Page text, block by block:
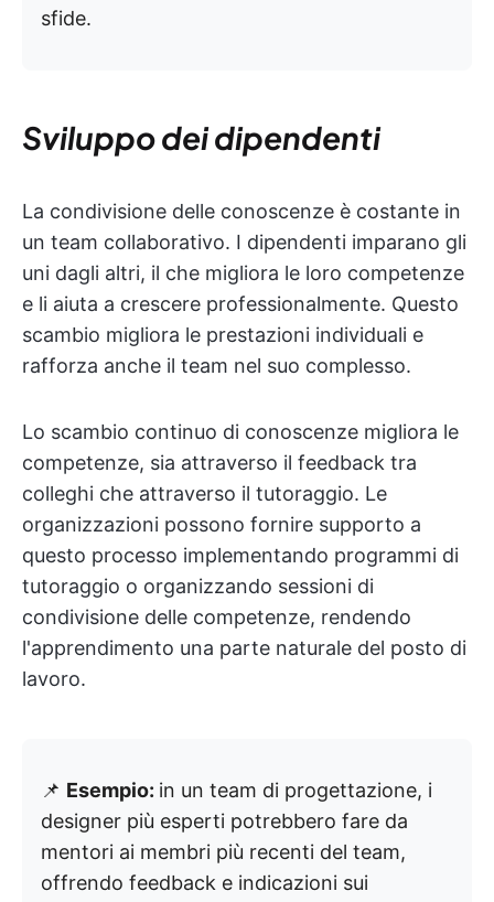
sfide.
Sviluppo dei dipendenti
La condivisione delle conoscenze è costante in
un team collaborativo. I dipendenti imparano gli
uni dagli altri, il che migliora le loro competenze
e li aiuta a crescere professionalmente. Questo
scambio migliora le prestazioni individuali e
rafforza anche il team nel suo complesso.
Lo scambio continuo di conoscenze migliora le
competenze, sia attraverso il feedback tra
colleghi che attraverso il tutoraggio. Le
organizzazioni possono fornire supporto a
questo processo implementando programmi di
tutoraggio o organizzando sessioni di
condivisione delle competenze, rendendo
l'apprendimento una parte naturale del posto di
lavoro.
📌 Esempio: in un team di progettazione, i
designer più esperti potrebbero fare da
mentori ai membri più recenti del team,
offrendo feedback e indicazioni sui